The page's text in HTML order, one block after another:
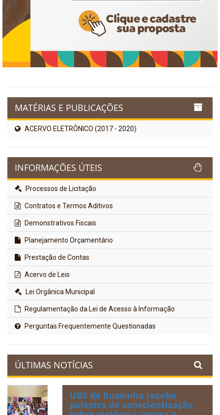
MATÉRIAS E PUBLICAÇÕES
ACERVO ELETRÔNICO (2017 - 2020)
INFORMAÇÕES ÚTEIS
Processos de Licitação
Contratos e Termos Aditivos
Demonstrativos Fiscais
Planejamento Orçamentário
Prestação de Contas
Acervo de Leis
Lei Orgânica Municipal
Regulamentação da Lei de Acesso à Informação
Perguntas Frequentemente Questionadas
ÚLTIMAS NOTÍCIAS
UBS de Russinha recebe
palestra de conscientização